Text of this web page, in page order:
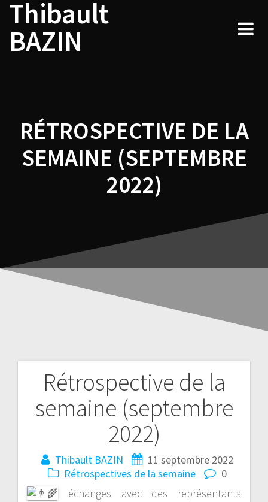
Skip
content
Thibault
BAZIN
RÉTROSPECTIVE DE LA
SEMAINE (SEPTEMBRE
2022)
Rétrospective de la
semaine (septembre
2022)
Thibault BAZIN
11 septembre 2022
Rétrospectives de la semaine
0
échanges avec des représentants
Navigation
de